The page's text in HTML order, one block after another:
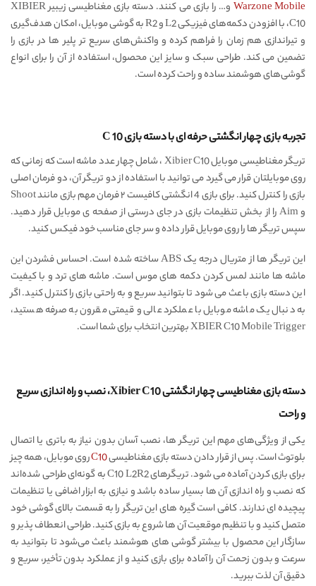
Warzone Mobile
و… را بازی می کنند. دسته بازی مغناطیسی زیبیر XIBIER
C10، با افزودن دکمه‌های فیزیکی L2 و R2 به گوشی موبایل، امکان هدف‌گیری
و تیراندازی هم‌ زمان را فراهم کرده و واکنش‌های سریع تر پلیر ها در بازی را
تضمین می کند. طراحی سبک و سایز این محصول، استفاده از آن را برای انواع
گوشی‌های هوشمند ساده و راحت کرده است.
تجربه بازی چهار انگشتی حرفه ای با دسته بازی C 10
تریگر مغناطیسی موبایل Xibier C10 ، شامل چهار عدد ماشه است که زمانی که
روی موبایلتان قرار می گیرد می توانید با استفاده از دو تریگر آن، دو فرمان اصلی
بازی را کنترل کنید. برای بازی 4 انگشتی کافیست ۲ فرمان مهم بازی مانند Shoot
و Aim را از بخش تنظیمات بازی در جای درستی از صفحه ی موبایل قرار دهید.
سپس تریگر ها را روی موبایل قرار داده و سر جای مناسب خود فیکس کنید.
این تریگر ها از متریال درجه یک ABS ساخته شده است. احساس فشردن این
ماشه ها مانند لمس کردن دکمه های موس است. ماشه های ترد و با کیفیت
این دسته بازی باعث می شود تا بتوانید سریع و به راحتی بازی را کنترل کنید. اگر
به دنبال یک ماشه موبایل با عملکرد عالی و قیمتی مقرون به صرفه هستید،
XBIER C10 Mobile Trigger بهترین انتخاب برای شما است.
دسته بازی مغناطیسی چهار انگشتی Xibier C10، نصب و راه اندازی سریع
و راحت
یکی از ویژگی‌های مهم این تریگر ها، نصب آسان بدون نیاز به باتری یا اتصال
بلوتوث است. پس از قرار دادن دسته بازی مغناطیسیC10روی موبایل، همه چیز
برای بازی کردن آماده می شود. تریگرهای C10 L2R2 به‌ گونه‌ای طراحی شده‌اند
که نصب و راه‌ اندازی آن‌ ها بسیار ساده باشد و نیازی به ابزار اضافی یا تنظیمات
پیچیده ای ندارند. کافی است گیره‌ های این تریگر را به قسمت بالای گوشی خود
متصل کنید و با تنظیم موقعیت آن‌ ها شروع به بازی کنید. طراحی انعطاف‌ پذیر و
سازگار این محصول با بیشتر گوشی‌ های هوشمند باعث می‌شود تا بتوانید به‌
سرعت و بدون زحمت آن را آماده برای بازی کنید و از عملکرد بدون تأخیر، سریع و
دقیق آن لذت ببرید.